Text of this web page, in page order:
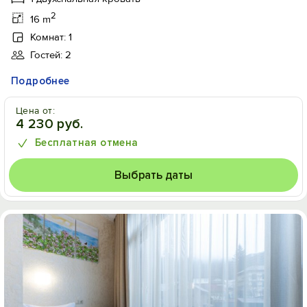
16 m2
Комнат: 1
Гостей: 2
Подробнее
Цена от:
4 230 руб.
Бесплатная отмена
Выбрать даты